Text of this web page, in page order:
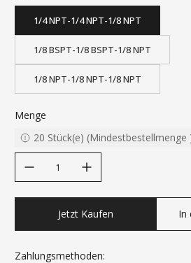
1/4 NPT-1/4 NPT-1/8 NPT
1/8 BSPT-1/8 BSPT-1/8 NPT
1/8 NPT-1/8 NPT-1/8 NPT
Menge
20 Stück(e) (Mindestbestellmenge
Jetzt Kaufen In
Zahlungsmethoden: